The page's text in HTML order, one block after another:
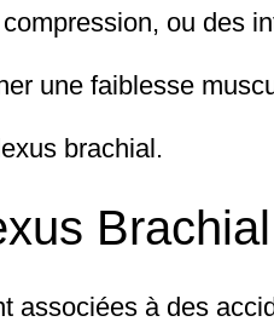
ou des
une faiblesse
brachial.
Brachial
à des